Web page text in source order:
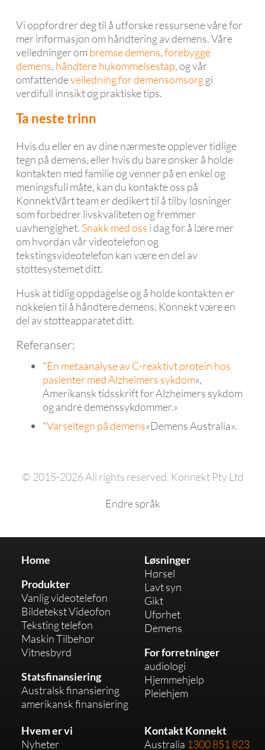
Vi oppfordrer deg til å utforske ressursene våre for
mer informasjon om håndtering av demens. Våre
veiledninger om bremse demens,forebygge
demens, håndtere hukommelsestap, og vår
omfattendeveiledning for demensomsorggi
verdifull innsikt og praktiske tips.
Ta neste trinn
Hvis du eller en av dine nærmeste opplever tidlige
tegn på demens, eller hvis du bare ønsker å holde
kontakten med familie og venner på en enkel og
meningsfull måte, kan du kontakte oss på
KonnektVårt team er dedikert til å tilby løsninger
som forbedrer livskvaliteten og fremmer
uavhengighet. Snakk med oss i dag for å lære mer
om hvordan vår videotelefon og
tekstingsvideotelefon kan være en del av
støttesystemet ditt.
Husk at tidlig oppdagelse og å holde kontakten er
nøkkelen til å håndtere demens. Konnekt være en
del av støtteapparatet ditt.
Referanser:
"En metaanalyse av C-reaktivt protein hos
pasienter med Alzheimers sykdom«,
Amerikansk tidsskrift for Alzheimers sykdom
og andre demenssykdommer.»
"Varseltegn på demens«Demens Australia».
© 2015-2026 All rights reserved. Konnekt Pty Ltd
Endre språk
Home
Produkter
Vanlig videotelefon
Bildetekst Videofon
Teksting telefon
Maskin Tilbehør
Vitnesbyrd
Statsfinansiering
Australsk finansiering
amerikansk finansiering
Løsninger
Hørsel
Lavt syn
Gikt
Uførhet
Demens
For forretninger
audiologi
Hjemmehjelp
Pleiehjem
Hvem er vi
Nyheter
Kontakt Konnekt
Australia 1300 851 823